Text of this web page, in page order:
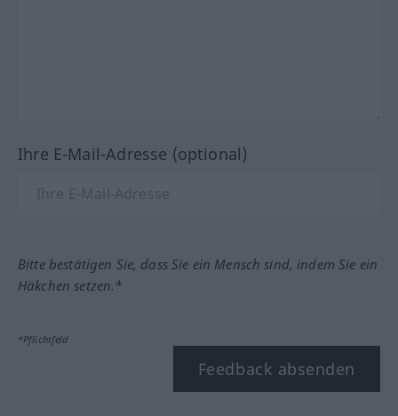
Ihre E-Mail-Adresse (optional)
Bitte bestätigen Sie, dass Sie ein Mensch sind, indem Sie ein
Häkchen setzen.*
*Pflichtfeld
Feedback absenden